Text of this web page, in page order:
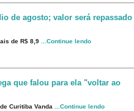
de agosto; valor será repassado
de R$ 8,9 ...Continue lendo
que falou para ela "voltar ao
Curitiba Vanda ...Continue lendo